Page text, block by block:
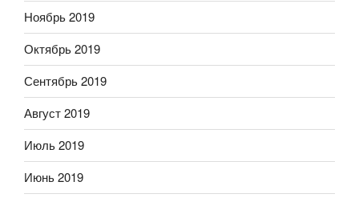
Ноябрь 2019
Октябрь 2019
Сентябрь 2019
Август 2019
Июль 2019
Июнь 2019